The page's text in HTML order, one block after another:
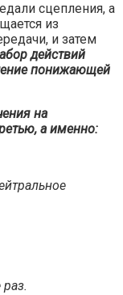
сцепления, а
из
и затем
действий
понижающей
на
а именно: